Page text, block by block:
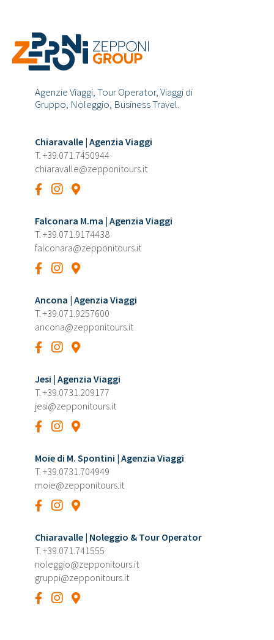
Agenzie Viaggi, Tour Operator, Viaggi di
Gruppo, Noleggio, Business Travel.
Chiaravalle | Agenzia Viaggi
T. +39.071.7450944
chiaravalle@zepponitours.it
Falconara M.ma | Agenzia Viaggi
T. +39.071.9174438
falconara@zepponitours.it
Ancona | Agenzia Viaggi
T. +39.071.9257600
ancona@zepponitours.it
Jesi | Agenzia Viaggi
T. +39.0731.209177
jesi@zepponitours.it
Moie di M. Spontini | Agenzia Viaggi
T. +39.0731.704949
moie@zepponitours.it
Chiaravalle | Noleggio & Tour Operator
T. +39.071.741555
noleggio@zepponitours.it
gruppi@zepponitours.it